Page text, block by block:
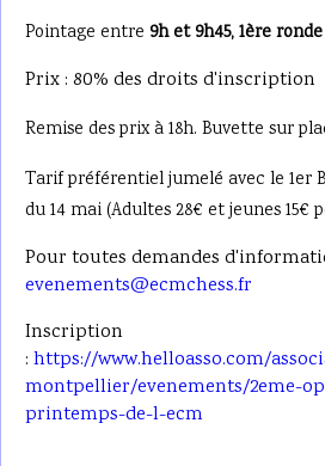
Pointage entre 9h et 9h45,1ère ronde
Prix : 80% des droits d'inscription
Remise des prix à 18h. Buvette sur
Tarif préférentiel jumelé avec le 1er
du 14 mai (Adultes 28€ et jeunes 15€
Pour toutes demandes
evenements@ecmchess.fr
Inscription
: https://www.helloasso.com/
montpellier/evenements/2eme-
printemps-de-l-ecm